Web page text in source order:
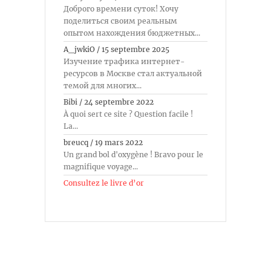
Доброго времени суток! Хочу
поделиться своим реальным
опытом нахождения бюджетных...
A_jwkiO / 15 septembre 2025
Изучение трафика интернет-
ресурсов в Москве стал актуальной
темой для многих...
Bibi / 24 septembre 2022
À quoi sert ce site ? Question facile !
La...
breucq / 19 mars 2022
Un grand bol d'oxygène ! Bravo pour le
magnifique voyage...
Consultez le livre d’or